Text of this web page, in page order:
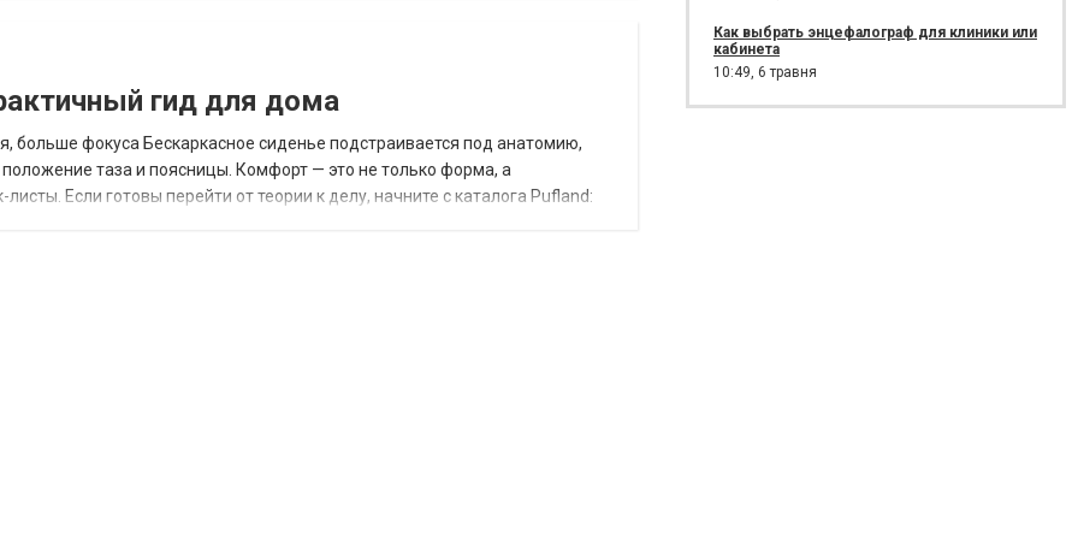
гид для дома
фокуса Бескаркасное сиденье подстраивается под анатомию,
таза и поясницы. Комфорт — это не только форма, а
Если готовы перейти от теории к делу, начните с каталога Pufland:
Как выбрать энцефалограф для клиники или
кабинета
10:49, 6 травня